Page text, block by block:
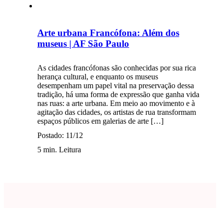
Arte urbana Francófona: Além dos
museus | AF São Paulo
As cidades francófonas são conhecidas por sua rica
herança cultural, e enquanto os museus
desempenham um papel vital na preservação dessa
tradição, há uma forma de expressão que ganha vida
nas ruas: a arte urbana. Em meio ao movimento e à
agitação das cidades, os artistas de rua transformam
espaços públicos em galerias de arte […]
Postado: 11/12
5 min. Leitura